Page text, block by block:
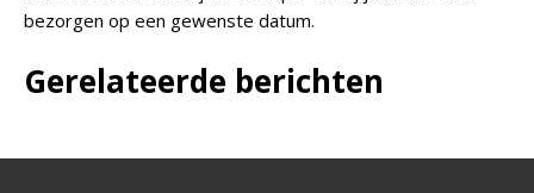
bezorgen op een gewenste datum.
Gerelateerde berichten